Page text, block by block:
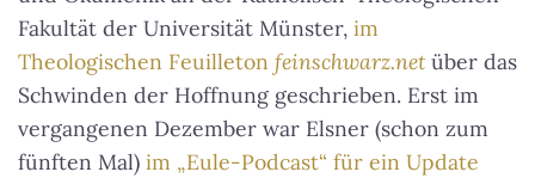
Fakultät der Universität Münster, im
Theologischen Feuilleton feinschwarz.netüber das
Schwinden der Hoffnung geschrieben. Erst im
vergangenen Dezember war Elsner (schon zum
fünften Mal) im „Eule-Podcast“ für ein Update